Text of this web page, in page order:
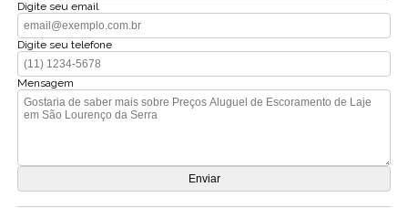
Digite seu email
Digite seu telefone
Mensagem